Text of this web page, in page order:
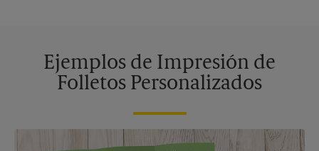
Ejemplos de Impresión de
Folletos Personalizados